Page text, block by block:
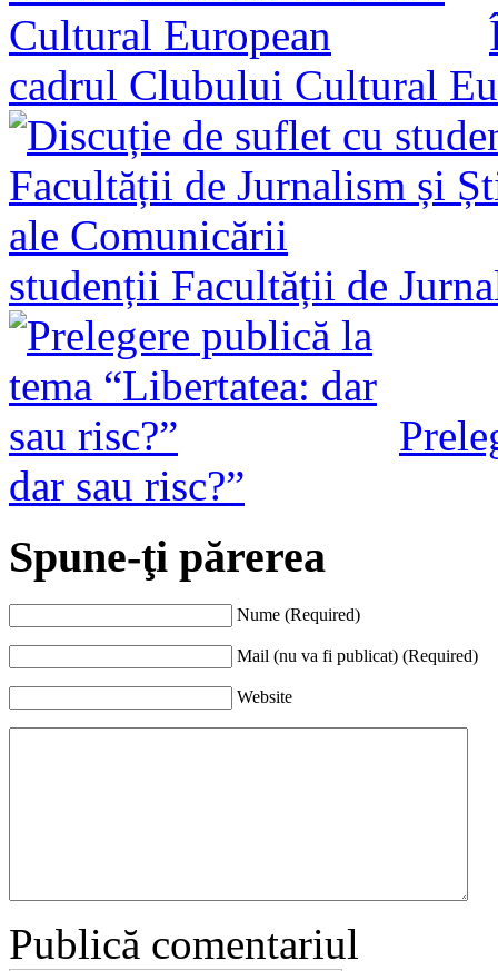
cadrul Clubului Cultural
studenții Facultății de
dar sau risc?”
Spune-ţi părerea
Nume (Required)
Mail (nu va fi publicat) (Required)
Website
Publică comentariul